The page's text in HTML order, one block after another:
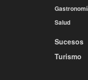
Salud
Sucesos
Turismo